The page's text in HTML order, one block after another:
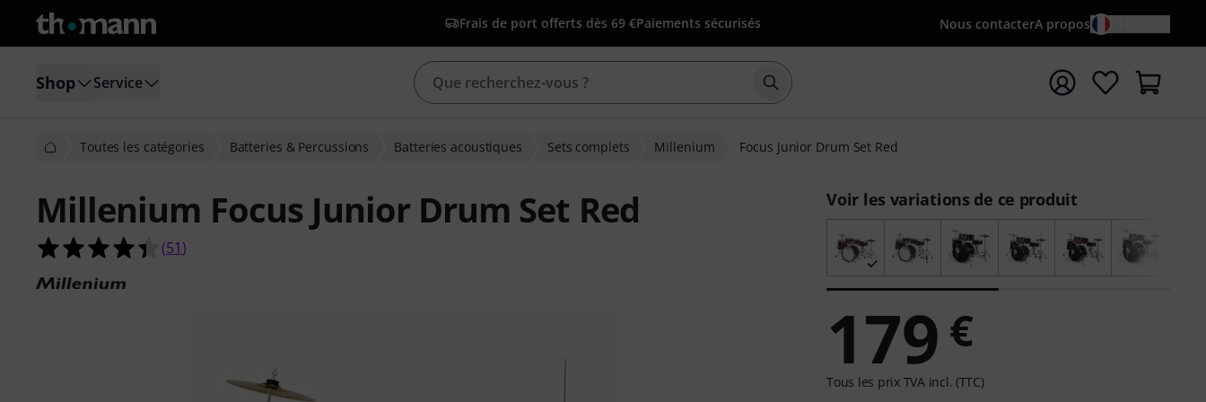
Frais de port offerts dès 69 €Paiements sécurisés Nous contacterA propos
Shop Service Démarrer la recherche avec le terme de recherche
Toutes les catégories Batteries & Percussions Batteries acoustiques Sets complets Millenium Focus Junior Drum Set Red
Millenium Focus Junior Drum Set Red
4.4 étoiles sur 5 d'après 51 évaluations clients
(51)
Voir les variations de ce produit
179 €
Tous les prix TVA incl. (TTC)